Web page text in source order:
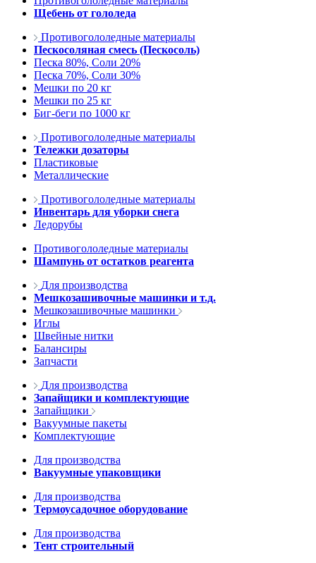
Щебень от гололеда
Противогололедные материалы
Пескосоляная смесь (Пескосоль)
Песка 80%, Соли 20%
Песка 70%, Соли 30%
Мешки по 20 кг
Мешки по 25 кг
Биг-беги по 1000 кг
Противогололедные материалы
Тележки дозаторы
Пластиковые
Металлические
Противогололедные материалы
Инвентарь для уборки снега
Ледорубы
Противогололедные материалы
Шампунь от остатков реагента
Для производства
Мешкозашивочные машинки и т.д.
Мешкозашивочные машинки
Иглы
Швейные нитки
Балансиры
Запчасти
Для производства
Запайщики и комплектующие
Запайщики
Вакуумные пакеты
Комплектующие
Для производства
Вакуумные упаковщики
Для производства
Термоусадочное оборудование
Для производства
Тент строительный